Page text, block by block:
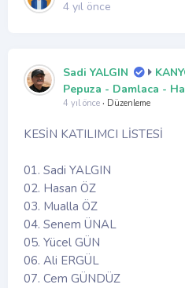
4 yıl önce
Sadi YALGIN
Pepuza - Damlaca -
4 yıl önce · Düzenleme
KESİN KATILIMCI LİSTESİ
01. Sadi YALGIN
02. Hasan ÖZ
03. Mualla ÖZ
04. Senem ÜNAL
05. Yücel GÜN
06. Ali ERGÜL
07. Cem GÜNDÜZ